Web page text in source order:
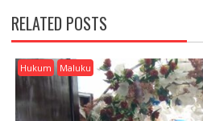
A
V
I
G
A
T
RELATED POSTS
Hukum Maluku